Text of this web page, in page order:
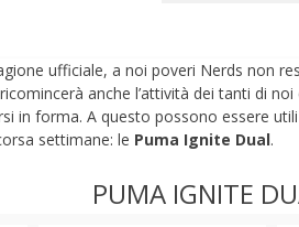
ufficiale, a noi poveri Nerds non
anche l’attività dei tanti di
in forma. A questo possono essere
settimane: le Puma Ignite Dual.
PUMA IGNITE